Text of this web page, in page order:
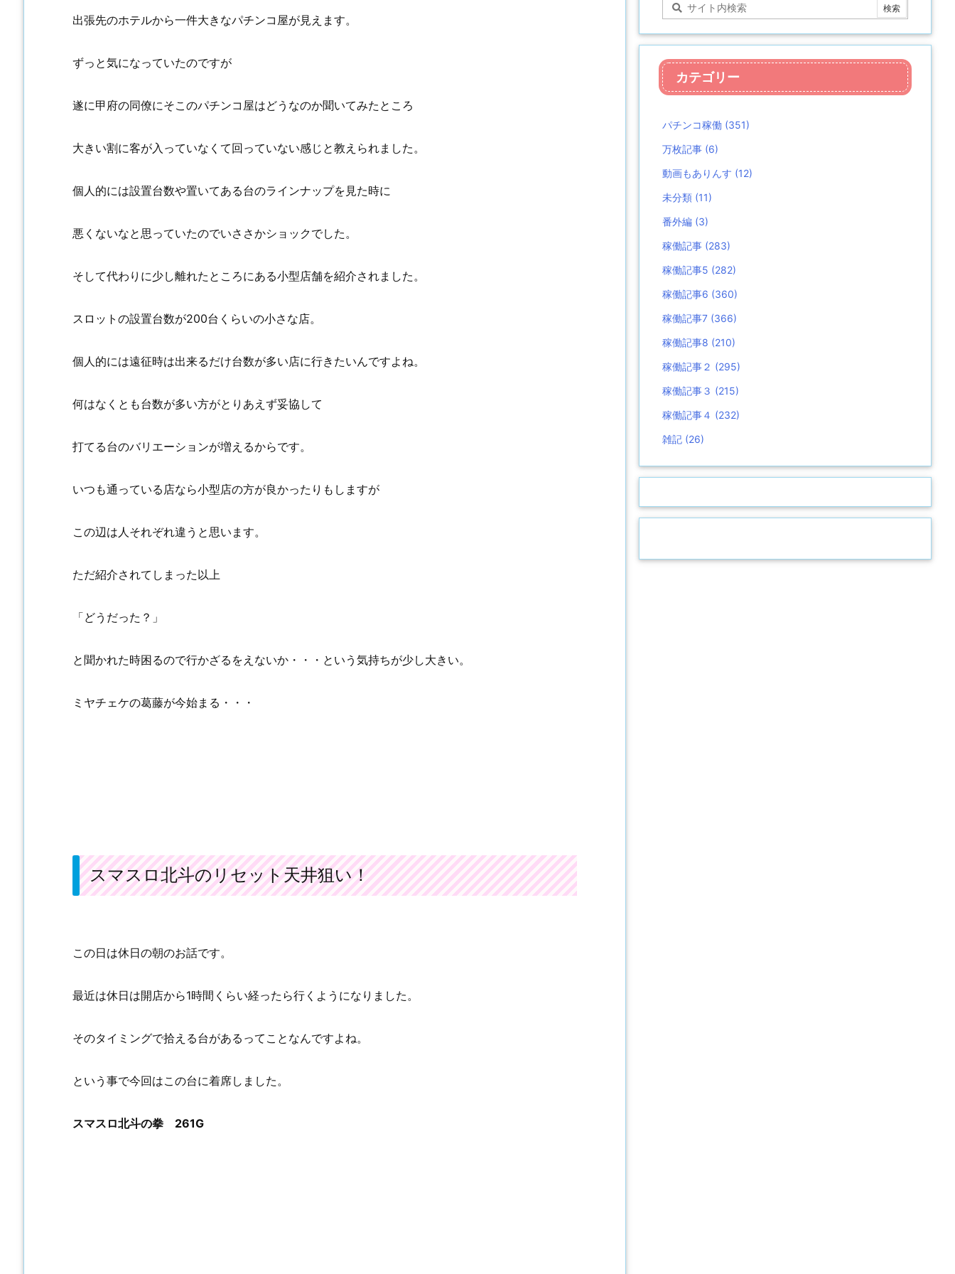
出張先のホテルから一件大きなパチンコ屋が見えます。
ずっと気になっていたのですが
遂に甲府の同僚にそこのパチンコ屋はどうなのか聞いてみたところ
大きい割に客が入っていなくて回っていない感じと教えられました。
個人的には設置台数や置いてある台のラインナップを見た時に
悪くないなと思っていたのでいささかショックでした。
そして代わりに少し離れたところにある小型店舗を紹介されました。
スロットの設置台数が200台くらいの小さな店。
個人的には遠征時は出来るだけ台数が多い店に行きたいんですよね。
何はなくとも台数が多い方がとりあえず妥協して
打てる台のバリエーションが増えるからです。
いつも通っている店なら小型店の方が良かったりもしますが
この辺は人それぞれ違うと思います。
ただ紹介されてしまった以上
「どうだった？」
と聞かれた時困るので行かざるをえないか・・・という気持ちが少し大きい。
ミヤチェケの葛藤が今始まる・・・
スマスロ北斗のリセット天井狙い！
この日は休日の朝のお話です。
最近は休日は開店から1時間くらい経ったら行くようになりました。
そのタイミングで拾える台があるってことなんですよね。
という事で今回はこの台に着席しました。
スマスロ北斗の拳 261G
カテゴリー
パチンコ稼働 (351)
万枚記事 (6)
動画もありんす (12)
未分類 (11)
番外編 (3)
稼働記事 (283)
稼働記事5 (282)
稼働記事6 (360)
稼働記事7 (366)
稼働記事8 (210)
稼働記事２ (295)
稼働記事３ (215)
稼働記事４ (232)
雑記 (26)